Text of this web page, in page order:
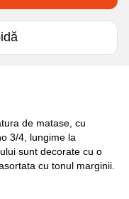
de matase, cu
3/4, lungime la
sunt decorate cu o
cu tonul marginii.